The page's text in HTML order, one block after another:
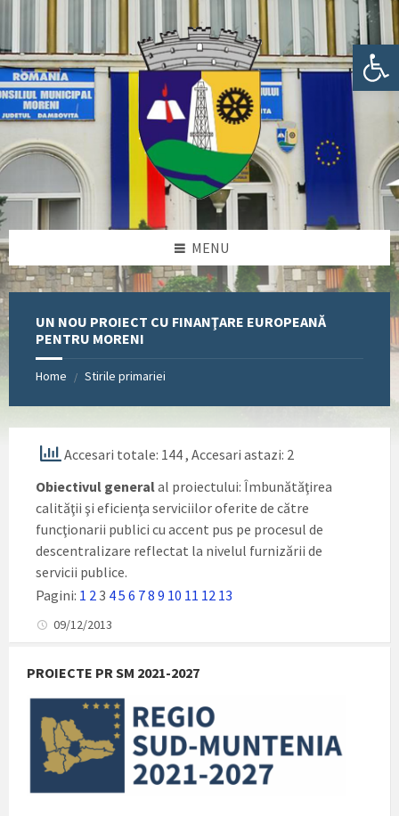
Deschide bara de unelte
sidebar
sidebar
MENU
UN NOU PROIECT CU FINANŢARE EUROPEANĂ
PENTRU MORENI
Home / Stirile primariei
Accesari totale: 144, Accesari astazi: 2
Obiectivul generalal proiectului: Îmbunătăţirea
calităţii şi eficienţa serviciilor oferite de către
funcţionarii publici cu accent pus pe procesul de
descentralizare reflectat la nivelul furnizării de
servicii publice.
Pagini: 1 2 3 45 6 78 9 10 11 12 13
09/12/2013
PROIECTE PR SM 2021-2027